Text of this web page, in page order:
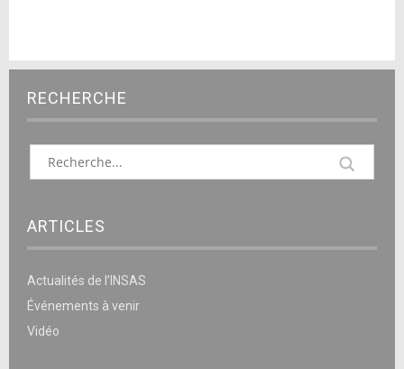
RECHERCHE
ARTICLES
Actualités de l’INSAS
Événements à venir
Vidéo